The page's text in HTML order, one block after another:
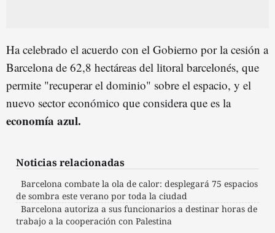
Ha celebrado el acuerdo con el Gobierno por la cesión a
Barcelona de 62,8 hectáreas del litoral barcelonés, que
permite "recuperar el dominio" sobre el espacio, y el
nuevo sector económico que considera que es la
economía azul.
Noticias relacionadas
Barcelona combate la ola de calor: desplegará 75 espacios
de sombra este verano por toda la ciudad
Barcelona autoriza a sus funcionarios a destinar horas de
trabajo a la cooperación con Palestina